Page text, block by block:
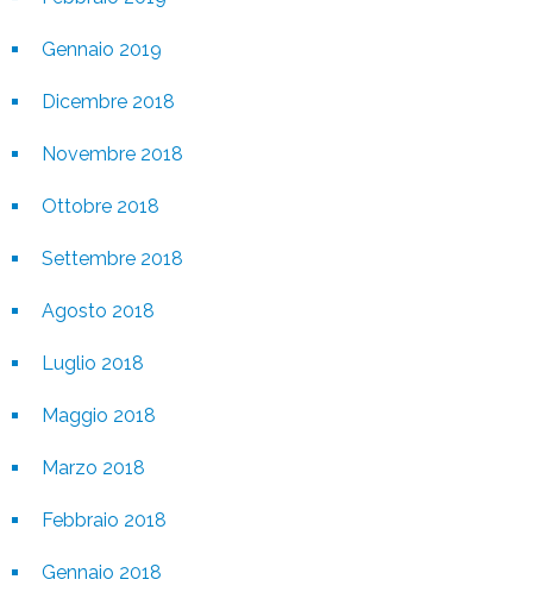
Gennaio 2019
Dicembre 2018
Novembre 2018
Ottobre 2018
Settembre 2018
Agosto 2018
Luglio 2018
Maggio 2018
Marzo 2018
Febbraio 2018
Gennaio 2018